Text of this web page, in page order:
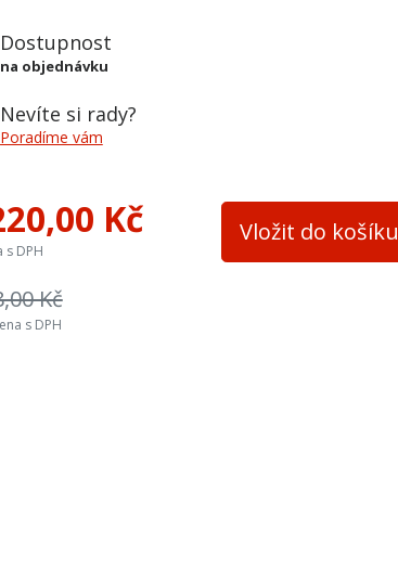
výměník
zadního kouřovodu 957
Dostupnost
na objednávku
Nevíte si rady?
Poradíme vám
Kč
s DPH
Vložit do košíku
Kč
s DPH